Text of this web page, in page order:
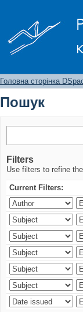
Головна сторінка
Пошук
Filters
Use filters to refine
Current Filters: